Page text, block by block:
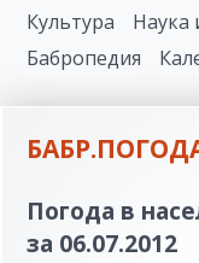
Культура
Наука
Бабропедия
Погода в
за 06.07.2012